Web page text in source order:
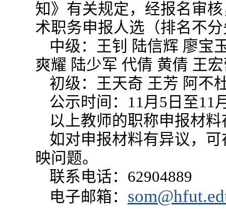
知》有关规定，经报名审
术职务申报人选（排名不
中级：王钊 陆信辉 廖宝
爽耀 陆少军 代倩 黄倩 王
初级：王天奇 王芳 阿不
公示时间：11月5日至11
以上教师的职称申报材
如对申报材料有异议，
映问题。
联系电话：62904889
电子邮箱：